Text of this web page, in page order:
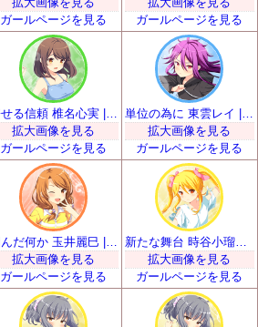
ガールページを見る
ガールページを見る
寄せる信頼 椎名心実 | SR
拡大画像を見る
ガールページを見る
単位の為に 東雲レイ | SR
拡大画像を見る
ガールページを見る
掴んだ何か 玉井麗巳 | SR
拡大画像を見る
ガールページを見る
新たな舞台 時谷小瑠璃 | SR
拡大画像を見る
ガールページを見る